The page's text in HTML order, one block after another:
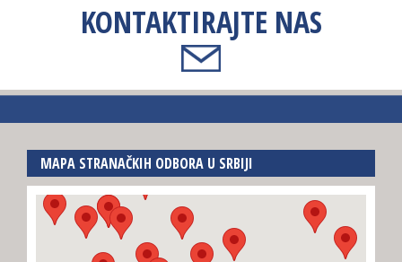
KONTAKTIRAJTE NAS
MAPA STRANAČKIH ODBORA U SRBIJI